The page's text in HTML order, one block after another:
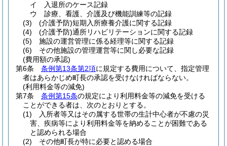
イ
入退所のケース記録
ウ
診療、看護、介護及び機能訓練等の記録
(3)
(介護予防)短期入所療養介護に関する記録
(4)
(介護予防)通所リハビリテーションに関する記録
(5)
施設の運営管理に係る経理等に関する記録
(6)
その他施設の管理運営等に関し必要な記録
(費用額の承認)
第6条
条例第13条第2項に規定する費用について、指定管理
者はあらかじめ町長の承認を受けなければならない。
(利用料金等の減免)
第7条
条例第15条の規定により利用料金等の減免を受ける
ことができる者は、次のとおりとする。
(1)
入所者等又はその属する世帯の生計中心者が不慮の災
害、疾病等により利用料金等を納めることが困難である
と認められる場合
(2)
その他町長が特に必要と認める場合